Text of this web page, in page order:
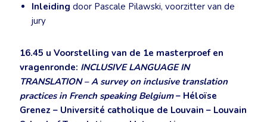
Inleiding door Pascale Pilawski, voorzitter van de
jury
16.45 u Voorstelling van de 1e masterproef en
vragenronde: INCLUSIVE LANGUAGE IN
TRANSLATION – A survey on inclusive translation
practices in French speaking Belgium– Héloïse
Grenez – Université catholique de Louvain – Louvain